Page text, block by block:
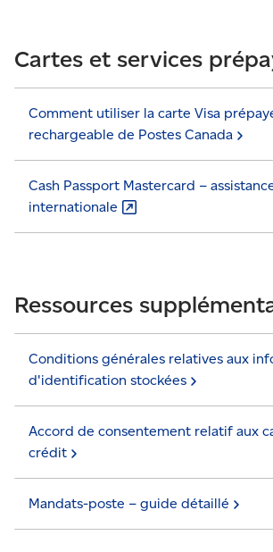
Cartes et services
Comment utiliser la carte Visa
rechargeable de Postes Canada
Cash Passport Mastercard –
internationale
Ressources
Conditions générales relatives aux
d'identification stockées
Accord de consentement relatif aux
crédit
Mandats-poste – guide détaillé